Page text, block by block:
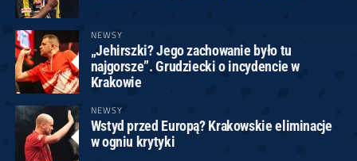
NEWSY
„Jehirszki? Jego zachowanie było tu
najgorsze”. Grudziecki o incydencie w
Krakowie
NEWSY
Wstyd przed Europą? Krakowskie eliminacje
w ogniu krytyki